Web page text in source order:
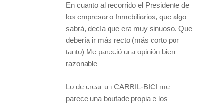
En cuanto al recorrido el Presidente de
los empresario Inmobiliarios, que algo
sabrá, decía que era muy sinuoso. Que
debería ir más recto (más corto por
tanto) Me pareció una opinión bien
razonable
Lo de crear un CARRIL-BICI me
parece una boutade propia e los